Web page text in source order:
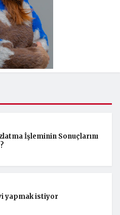
İşleminin Sonuçlarını
yapmak istiyor